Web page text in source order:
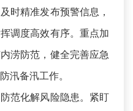
时精准发布预警信息，
调度高效有序。重点加
涝防范，健全完善应急
汛备汛工作。
化解风险隐患。紧盯